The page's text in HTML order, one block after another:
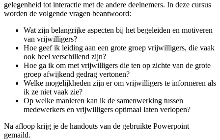
gelegenheid tot interactie met de andere deelnemers. In deze cursus
worden de volgende vragen beantwoord:
Wat zijn belangrijke aspecten bij het begeleiden en motiveren
van vrijwilligers?
Hoe geef ik leiding aan een grote groep vrijwilligers, die vaak
ook heel verschillend zijn?
Hoe ga ik om met vrijwilligers die ten op zichte van de grote
groep afwijkend gedrag vertonen?
Welke mogelijkheden zijn er om vrijwilligers te informeren als
ik ze niet vaak zie?
Op welke manieren kan ik de samenwerking tussen
medewerkers en vrijwilligers optimaal laten verlopen?
Na afloop krijg je de handouts van de gebruikte Powerpoint
gemaild.